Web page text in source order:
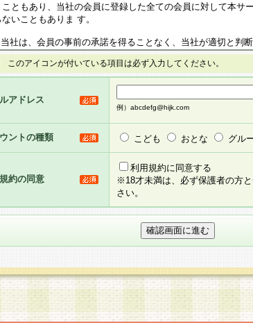
こともあり、当社の会員に登録した全ての会員に対して本サ
ないこともありま す。
社は、会員の事前の承諾を得ることなく、当社が適切と判
約を任意に制定、変更または修正することができるものとし
、本規約においては本サイトに掲示したときに、その 他の諸
て告知の案内を配信または本サイトに掲示したときのいずれ
のとします。
当社がお聞きする個人情報は、すべて会員登録希望者の自由
と考えております。従って、会員登録希望者が自らの個人情
には、当社はその個人情報をお預かりいたしません が、提供
の取扱商品やサービス等をご利用いただけない場合がありま
。
当社は、お客様から当社が保有している個人情報の開示・訂
られた場合には、ご本人様であることが当社にて確認できた
先となります。
条 会員の資格
員とは、本規約等を承諾のうえ、当社所定の登録手続きを
このアイコンが付いている項目は必ず入力してください。
アドレス
例）abcdefg@hijk.com
ントの種類 こども おとな グル
約の同意
利用規約に同意する
※18才未満は、必ず保護者の方
さい。